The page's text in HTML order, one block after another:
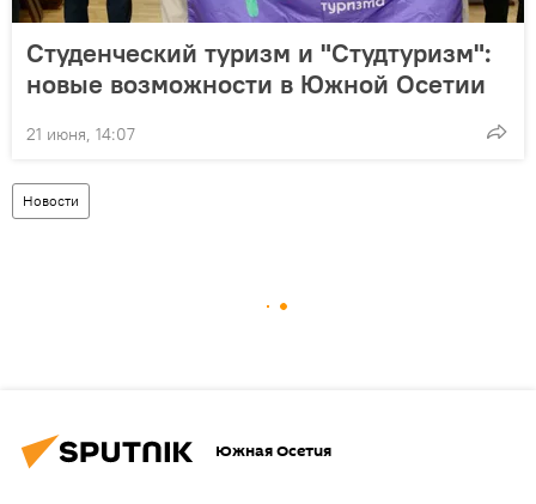
Студенческий туризм и "Студтуризм":
новые возможности в Южной Осетии
21 июня, 14:07
Новости
Южная Осетия